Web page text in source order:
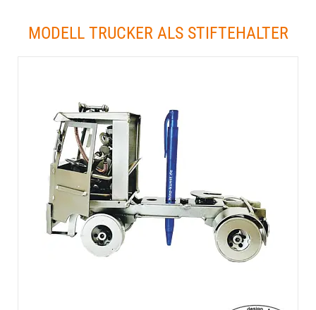
MODELL TRUCKER ALS STIFTEHALTER